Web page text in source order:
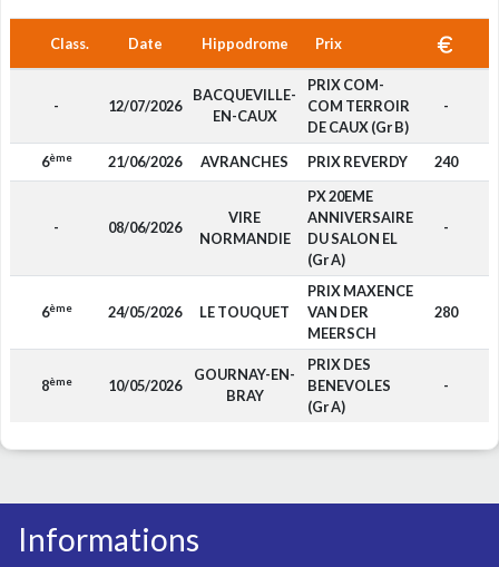
Class. Date Hippodrome Prix
- 12/07/2026
BACQUEVILLE-
EN-CAUX
PRIX COM-
COM TERROIR
DE CAUX (Gr B)
-
6ème 21/06/2026 AVRANCHES PRIX REVERDY 240
- 08/06/2026
VIRE
NORMANDIE
PX 20EME
ANNIVERSAIRE
DU SALON EL
(Gr A)
-
6ème 24/05/2026 LE TOUQUET
PRIX MAXENCE
VAN DER
MEERSCH
280
8ème 10/05/2026
GOURNAY-EN-
BRAY
PRIX DES
BENEVOLES
(Gr A)
-
Informations